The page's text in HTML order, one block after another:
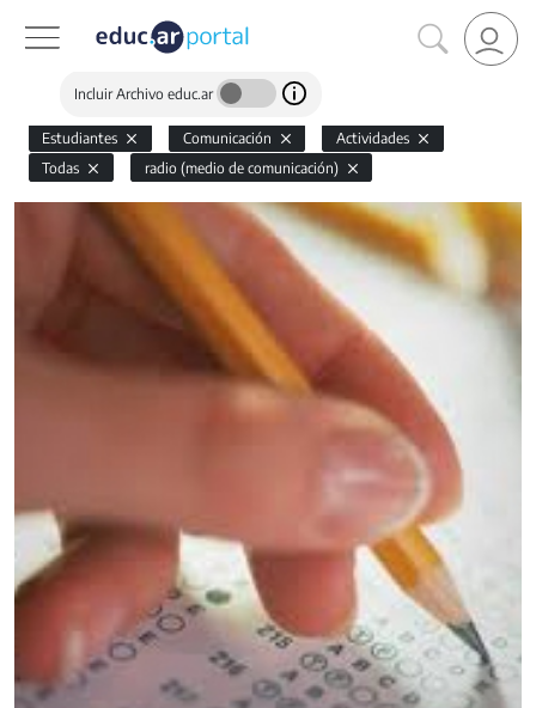
Incluir Archivo educ.ar
Estudiantes Comunicación
Actividades
Todas
radio (medio de comunicación)